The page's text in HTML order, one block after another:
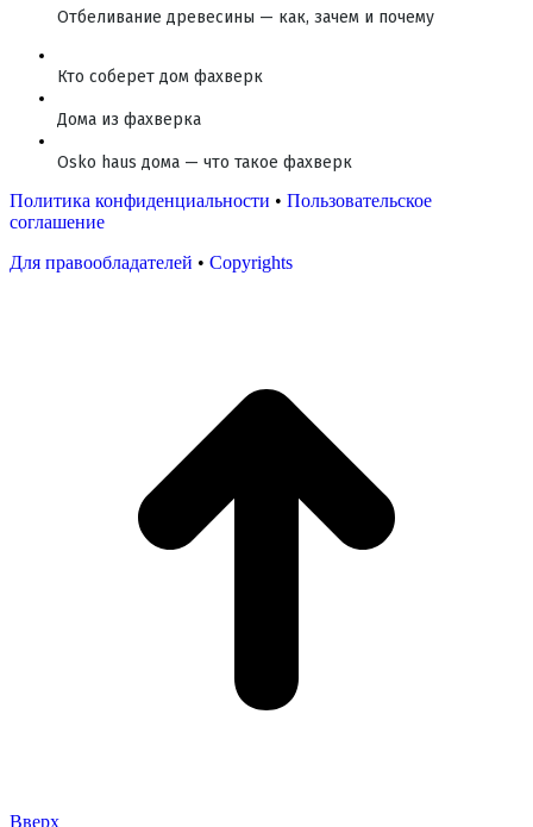
Отбеливание древесины — как, зачем и почему
Кто соберет дом фахверк
Дома из фахверка
Osko haus дома — что такое фахверк
Политика конфиденциальности • Пользовательское
соглашение
Для правообладателей • Copyrights
Вверх